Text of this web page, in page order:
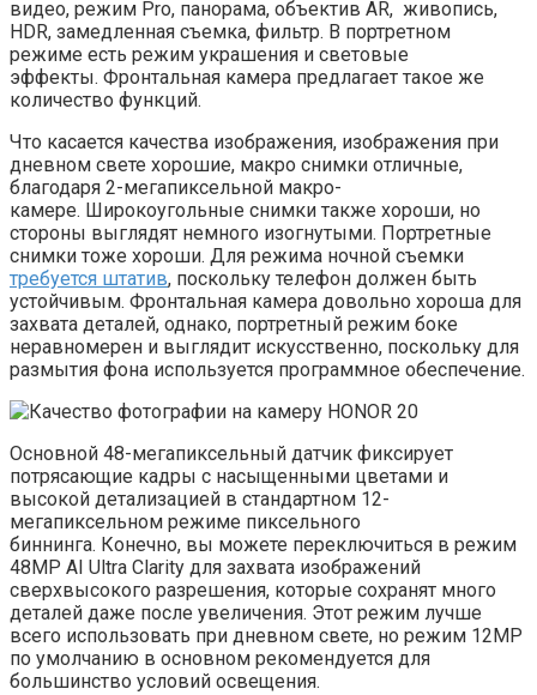
видео, режим Pro, панорама, объектив AR, живопись,
HDR, замедленная съемка, фильтр. В портретном
режиме есть режим украшения и световые
эффекты. Фронтальная камера предлагает такое же
количество функций.
Что касается качества изображения, изображения при
дневном свете хорошие, макро снимки отличные,
благодаря 2-мегапиксельной макро-
камере. Широкоугольные снимки также хороши, но
стороны выглядят немного изогнутыми. Портретные
снимки тоже хороши. Для режима ночной съемки
требуется штатив, поскольку телефон должен быть
устойчивым. Фронтальная камера довольно хороша для
захвата деталей, однако, портретный режим боке
неравномерен и выглядит искусственно, поскольку для
размытия фона используется программное обеспечение.
Основной 48-мегапиксельный датчик фиксирует
потрясающие кадры с насыщенными цветами и
высокой детализацией в стандартном 12-
мегапиксельном режиме пиксельного
биннинга. Конечно, вы можете переключиться в режим
48MP AI Ultra Clarity для захвата изображений
сверхвысокого разрешения, которые сохранят много
деталей даже после увеличения. Этот режим лучше
всего использовать при дневном свете, но режим 12MP
по умолчанию в основном рекомендуется для
большинство условий освещения.